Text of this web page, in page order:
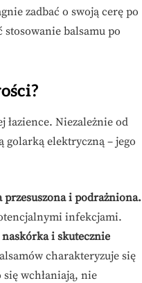
zadbać o swoją cerę po
balsamu po
Niezależnie od
golarką elektryczną – jego
i podrażniona.
infekcjami.
i skutecznie
charakteryzuje się
wchłaniają, nie